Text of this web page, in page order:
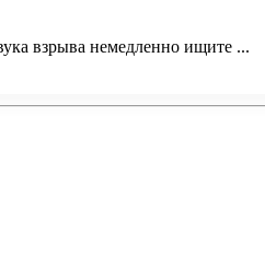
взрыва немедленно ищите ...